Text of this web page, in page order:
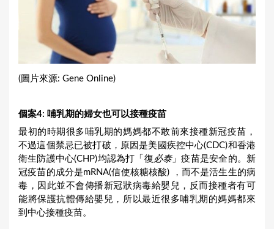
(圖片來源: Gene Online)
個案4: 哺乳期的婦女也可以接種疫苗
最初的時期很多哺乳期的媽媽都不敢前來接種新冠疫苗，
不過這個禁忌已被打破，原因是美國疾控中心(CDC)和香港
衛生防護中心(CHP)均認為打「復 必泰」疫苗是安全的。新
冠疫苗的成分是mRNA(信使核糖核酸) ，而不是活生生的病
毒，因此並不會傳播新冠狀病毒給嬰兒，反而接種者有可
能將保護抗體傳給嬰兒，所以最近很多哺乳期的媽媽都來
到中心接種疫苗。